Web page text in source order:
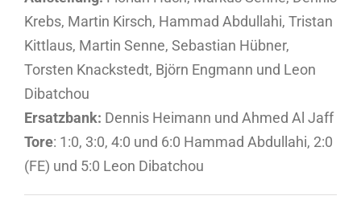
Krebs, Martin Kirsch, Hammad Abdullahi, Tristan
Kittlaus, Martin Senne, Sebastian Hübner,
Torsten Knackstedt, Björn Engmann und Leon
Dibatchou
Ersatzbank: Dennis Heimann und Ahmed Al Jaff
Tore: 1:0, 3:0, 4:0 und 6:0 Hammad Abdullahi, 2:0
(FE) und 5:0 Leon Dibatchou